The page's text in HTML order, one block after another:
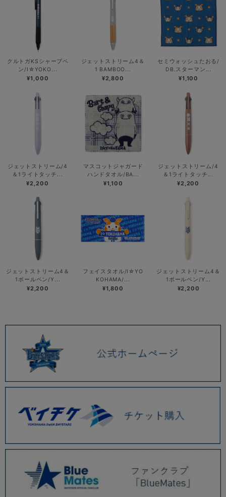
クルトガKSシャープペ
ン/I☆YOKO...
¥1,000
ジェットストリーム4＆
1 BAMBOO...
¥2,800
セミウォッシュたおる/
DB.スターマン...
¥1,100
ジェットストリーム/4
＆1ライトタッチ...
¥2,200
マスコットジャガード
ハンドタオル/BA...
¥1,100
ジェットストリーム/4
＆1ライトタッチ...
¥2,200
ジェットストリーム4＆
1ボールペン/Y...
¥2,200
フェイスタオル/I☆YO
KOHAMA/...
¥1,800
ジェットストリーム4＆
1ボールペン/Y...
¥2,200